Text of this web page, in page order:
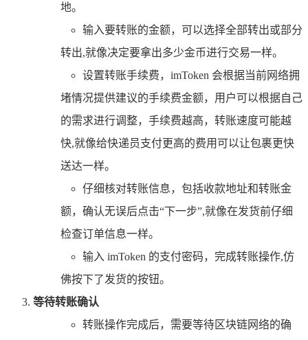
地。
输入要转账的金额，可以选择全部转出或部分
转出,就像决定要拿出多少金币进行交易一样。
设置转账手续费，imToken 会根据当前网络拥
堵情况提供建议的手续费金额，用户可以根据自己
的需求进行调整，手续费越高，转账速度可能越
快,就像给快递员支付更高的费用可以让包裹更快
送达一样。
仔细核对转账信息，包括收款地址和转账金
额，确认无误后点击“下一步”,就像在发货前仔细
检查订单信息一样。
输入 imToken 的支付密码，完成转账操作,仿
佛按下了发货的按钮。
等待转账确认
转账操作完成后，需要等待区块链网络的确